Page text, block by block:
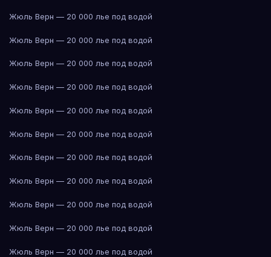
Жюль Верн — 20 000 лье под водой
Жюль Верн — 20 000 лье под водой
Жюль Верн — 20 000 лье под водой
Жюль Верн — 20 000 лье под водой
Жюль Верн — 20 000 лье под водой
Жюль Верн — 20 000 лье под водой
Жюль Верн — 20 000 лье под водой
Жюль Верн — 20 000 лье под водой
Жюль Верн — 20 000 лье под водой
Жюль Верн — 20 000 лье под водой
Жюль Верн — 20 000 лье под водой